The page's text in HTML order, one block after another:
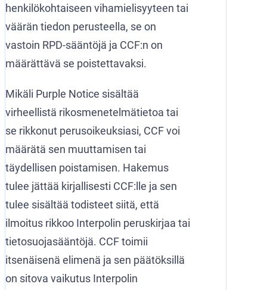
henkilökohtaiseen vihamielisyyteen tai
väärän tiedon perusteella, se on
vastoin RPD-sääntöjä ja CCF:n on
määrättävä se poistettavaksi.
Mikäli Purple Notice sisältää
virheellistä rikosmenetelmätietoa tai
se rikkonut perusoikeuksiasi, CCF voi
määrätä sen muuttamisen tai
täydellisen poistamisen. Hakemus
tulee jättää kirjallisesti CCF:lle ja sen
tulee sisältää todisteet siitä, että
ilmoitus rikkoo Interpolin peruskirjaa tai
tietosuojasääntöjä. CCF toimii
itsenäisenä elimenä ja sen päätöksillä
on sitova vaikutus Interpolin